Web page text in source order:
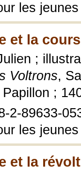
les
et la
;
Voltrons,
;
2-89633-
les
et la